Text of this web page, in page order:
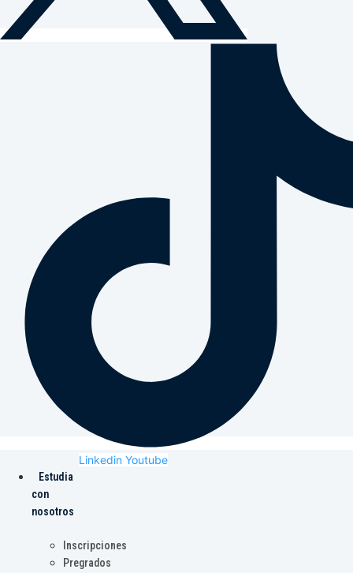
Linkedin Youtube
Estudia
con
nosotros
Inscripciones
Pregrados